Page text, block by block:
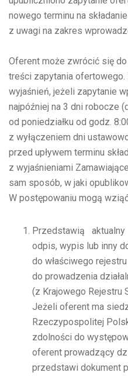
nowego terminu na
z uwagi na zakres
Oferent może zwrócić się
treści zapytania
wyjaśnień, jeżeli zapytanie
najpóźniej na 3 dni robocze
od poniedziałku od godz.
z wyłączeniem dni
przed upływem terminu
z wyjaśnieniami
sam sposób, w jaki
W postępowaniu mogą
Przedstawią
odpis, wypis lub inny
do właściwego
do prowadzenia
(z Krajowego Rejestru
Jeżeli oferent ma
Rzeczypospolitej
zdolności do
oferent prowadzący
przedstawi dokument